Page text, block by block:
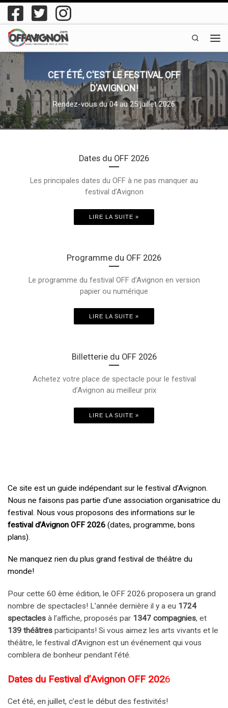
Passer au contenu
Search
CET ÉTÉ, C'EST LE FESTIVAL OFF
D'AVIGNON!
Rendez-vous du 04 au 25 juillet 2026
Dates du OFF 2026
Les principales dates du OFF à ne pas manquer au
festival d’Avignon
LIRE LA SUITE »
Programme du OFF 2026
Le programme du festival OFF d’Avignon en version
papier ou numérique
LIRE LA SUITE »
Billetterie du OFF 2026
Achetez votre place de spectacle pour le festival
d’Avignon au meilleur prix
LIRE LA SUITE »
Ce site est un guide indépendant sur le festival d’Avignon.
Nous ne faisons pas partie d’une association organisatrice du
festival. Nous vous proposons des informations sur le
festival d’Avignon OFF 2026 (dates, programme, bons
plans).
Ne manquez rien du plus grand festival de théâtre du
monde!
Pour cette 60 ème édition, le OFF 2026 proposera un grand
nombre de spectacles! L’année dernière il y a eu 1724
spectacles à l’affiche, proposés par 1347 compagnies, et
139 théâtres participants! Si vous aimez les arts vivants et le
théâtre, le festival d’Avignon est un événement qui vous
comblera de bonheur pendant l’été.
Dates du Festival d’Avignon OFF 2026
Cet été, en juillet, c’est le début des festivités!